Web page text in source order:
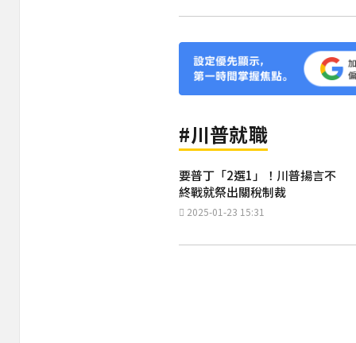
#川普就職
要普丁「2選1」！川普揚言不
終戰就祭出關稅制裁
2025-01-23 15:31